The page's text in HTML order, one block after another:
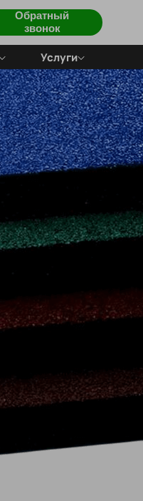
Обратный
звонок
Услуги
Обслуживание
покрытий
Cпортобъекты
под ключ